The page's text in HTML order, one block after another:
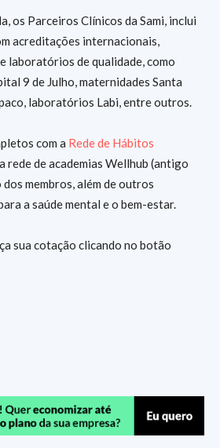
os Parceiros Clínicos da Sami, inclui
acreditações internacionais,
laboratórios de qualidade, como
9 de Julho, maternidades Santa
laboratórios Labi, entre outros.
com a Rede de Hábitos
rede de academias Wellhub (antigo
membros, além de outros
a saúde mental e o bem-estar.
sua cotação clicando no botão